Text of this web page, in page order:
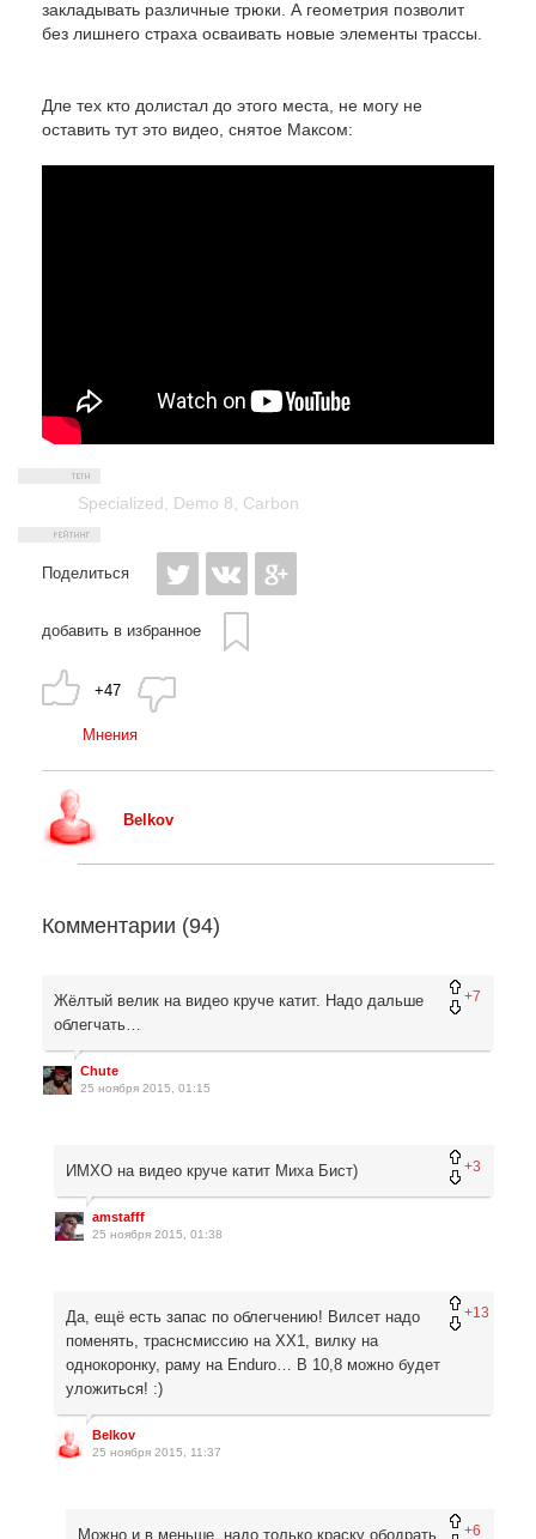
закладывать различные трюки. А геометрия позволит
без лишнего страха осваивать новые элементы трассы.
Дле тех кто долистал до этого места, не могу не
оставить тут это видео, снятое Максом:
Specialized Demo 8 Carbon
Поделиться
добавить в избранное
+47
Мнения
Belkov
Комментарии (94)
+7
Жёлтый велик на видео круче катит. Надо дальше
облегчать…
Chute
25 ноября 2015, 01:15
+3
ИМХО на видео круче катит Миха Бист)
amstafff
25 ноября 2015, 01:38
+13
Да, ещё есть запас по облегчению! Вилсет надо
поменять, траснсмиссию на XX1, вилку на
однокоронку, раму на Enduro… В 10,8 можно будет
уложиться! :)
Belkov
25 ноября 2015, 11:37
+6
Можно и в меньше, надо только краску ободрать,